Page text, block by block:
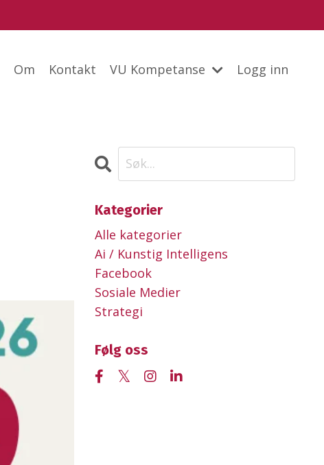
Om Kontakt VU Kompetanse Logg inn
Kategorier
Alle kategorier
Ai / Kunstig Intelligens
Facebook
Sosiale Medier
Strategi
Følg oss